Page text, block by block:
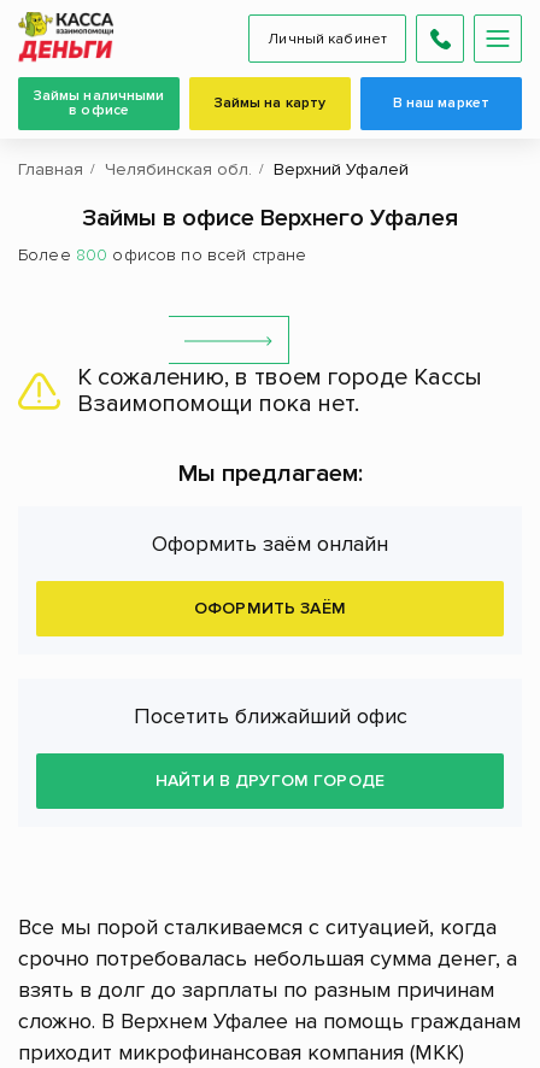
Личный кабинет
Займы наличными
в офисе
Займы на карту В наш маркет
Главная Челябинская обл. Верхний Уфалей
Займы в офисе Верхнего Уфалея
Более 800 офисов по всей стране
К сожалению, в твоем городе Кассы
Взаимопомощи пока нет.
Мы предлагаем:
Оформить заём онлайн
ОФОРМИТЬ ЗАЁМ
Посетить ближайший офис
НАЙТИ В ДРУГОМ ГОРОДЕ
Все мы порой сталкиваемся с ситуацией, когда
срочно потребовалась небольшая сумма денег, а
взять в долг до зарплаты по разным причинам
сложно. В Верхнем Уфалее на помощь гражданам
приходит микрофинансовая компания (МКК)